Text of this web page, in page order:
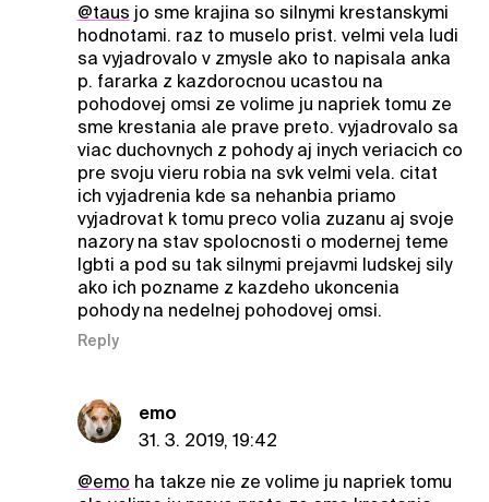
@taus jo sme krajina so silnymi krestanskymi
hodnotami. raz to muselo prist. velmi vela ludi
sa vyjadrovalo v zmysle ako to napisala anka
p. fararka z kazdorocnou ucastou na
pohodovej omsi ze volime ju napriek tomu ze
sme krestania ale prave preto. vyjadrovalo sa
viac duchovnych z pohody aj inych veriacich co
pre svoju vieru robia na svk velmi vela. citat
ich vyjadrenia kde sa nehanbia priamo
vyjadrovat k tomu preco volia zuzanu aj svoje
nazory na stav spolocnosti o modernej teme
lgbti a pod su tak silnymi prejavmi ludskej sily
ako ich pozname z kazdeho ukoncenia
pohody na nedelnej pohodovej omsi.
Reply
emo
31. 3. 2019, 19:42
@emo ha takze nie ze volime ju napriek tomu